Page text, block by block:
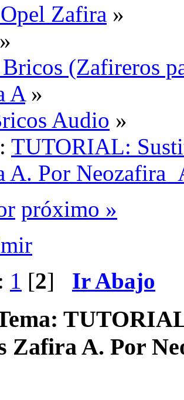
Zafira »
»
(Zafireros
A»
Audio »
TUTORIAL:
A. Por
próximo »
1 [2] Ir Abajo
Zafira A. Por